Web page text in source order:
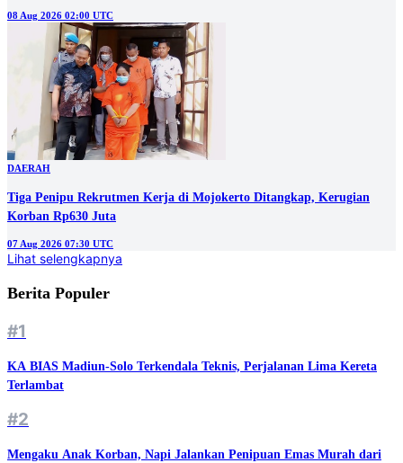
08 Aug 2026 02:00 UTC
DAERAH
Tiga Penipu Rekrutmen Kerja di Mojokerto Ditangkap, Kerugian
Korban Rp630 Juta
07 Aug 2026 07:30 UTC
Lihat selengkapnya
Berita Populer
#1
KA BIAS Madiun-Solo Terkendala Teknis, Perjalanan Lima Kereta
Terlambat
#2
Mengaku Anak Korban, Napi Jalankan Penipuan Emas Murah dari